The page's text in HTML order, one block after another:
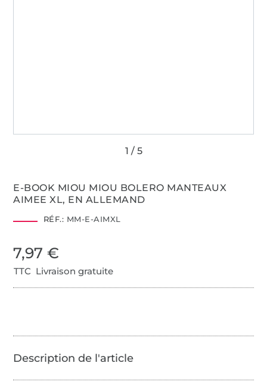
E-BOOK MIOU MIOU BOLERO MANTEAUX
AIMEE XL, EN ALLEMAND
RÉF.: MM-E-AIMXL
7,97 €
TTC Livraison gratuite